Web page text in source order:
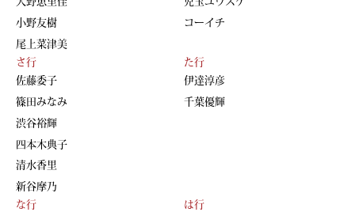
小野友樹
尾上菜津美
コーイチ
さ行
佐藤委子
篠田みなみ
渋谷裕輝
四本木典子
清水香里
新谷摩乃
た行
伊達淳彦
千葉優輝
な行
は行